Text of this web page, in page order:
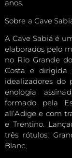
anos.
Sobre a Cave
A Cave Sabiá é
elaborados pelo
no Rio Grande
Costa e dirigida
idealizadores do
enologia
formado pela
all’Adige e com
e Trentino.
três rótulos:
Blanc.